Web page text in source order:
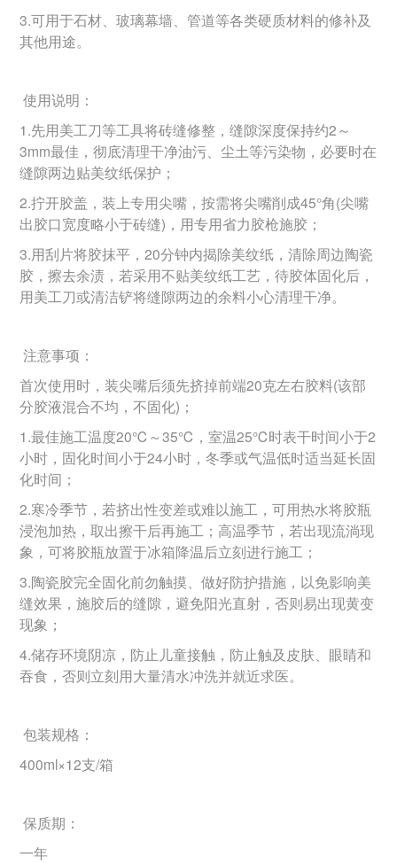
3.可用于石材、玻璃幕墙、管道等各类硬质材料的修补及
其他用途。
使用说明：
1.先用美工刀等工具将砖缝修整，缝隙深度保持约2～
3mm最佳，彻底清理干净油污、尘土等污染物，必要时在
缝隙两边贴美纹纸保护；
2.拧开胶盖，装上专用尖嘴，按需将尖嘴削成45°角(尖嘴
出胶口宽度略小于砖缝)，用专用省力胶枪施胶；
3.用刮片将胶抹平，20分钟内揭除美纹纸，清除周边陶瓷
胶，擦去余渍，若采用不贴美纹纸工艺，待胶体固化后，
用美工刀或清洁铲将缝隙两边的余料小心清理干净。
注意事项：
首次使用时，装尖嘴后须先挤掉前端20克左右胶料(该部
分胶液混合不均，不固化)；
1.最佳施工温度20℃～35℃，室温25℃时表干时间小于2
小时，固化时间小于24小时，冬季或气温低时适当延长固
化时间；
2.寒冷季节，若挤出性变差或难以施工，可用热水将胶瓶
浸泡加热，取出擦干后再施工；高温季节，若出现流淌现
象，可将胶瓶放置于冰箱降温后立刻进行施工；
3.陶瓷胶完全固化前勿触摸、做好防护措施，以免影响美
缝效果，施胶后的缝隙，避免阳光直射，否则易出现黄变
现象；
4.储存环境阴凉，防止儿童接触，防止触及皮肤、眼睛和
吞食，否则立刻用大量清水冲洗并就近求医。
包装规格：
400ml×12支/箱
保质期：
一年